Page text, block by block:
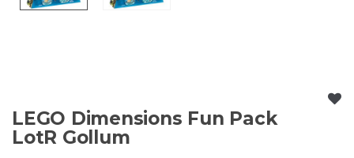
LEGO Dimensions Fun Pack
LotR Gollum